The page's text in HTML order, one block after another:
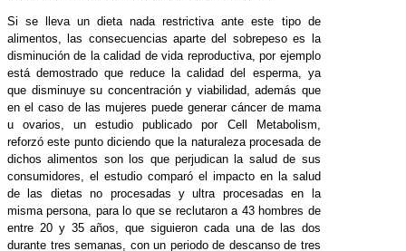
Si se lleva un dieta nada restrictiva ante este tipo de
alimentos, las consecuencias aparte del sobrepeso es la
disminución de la calidad de vida reproductiva, por ejemplo
está demostrado que reduce la calidad del esperma, ya
que disminuye su concentración y viabilidad, además que
en el caso de las mujeres puede generar cáncer de mama
u ovarios, un estudio publicado por Cell Metabolism,
reforzó este punto diciendo que la naturaleza procesada de
dichos alimentos son los que perjudican la salud de sus
consumidores, el estudio comparó el impacto en la salud
de las dietas no procesadas y ultra procesadas en la
misma persona, para lo que se reclutaron a 43 hombres de
entre 20 y 35 años, que siguieron cada una de las dos
durante tres semanas, con un periodo de descanso de tres